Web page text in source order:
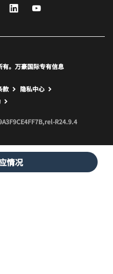
情况
Twitter LinkedIn
。万豪国际专有信息
款
隐私中心
窗口
R24.9.4